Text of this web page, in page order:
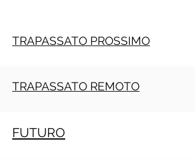
TRAPASSATO PROSSIMO
TRAPASSATO REMOTO
FUTURO